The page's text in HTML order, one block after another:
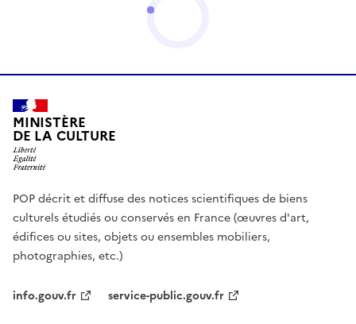
MINISTÈRE
DE LA CULTURE
POP décrit et diffuse des notices scientifiques de biens
culturels étudiés ou conservés en France (œuvres d'art,
édifices ou sites, objets ou ensembles mobiliers,
photographies, etc.)
info.gouv.fr
service-public.gouv.fr